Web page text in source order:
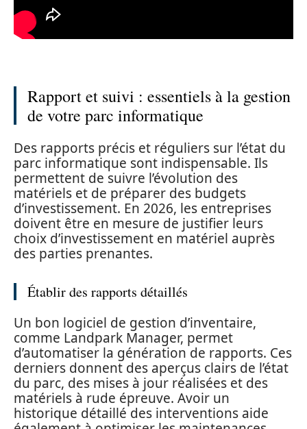
Rapport et suivi : essentiels à la gestion
de votre parc informatique
Des rapports précis et réguliers sur l’état du
parc informatique sont indispensable. Ils
permettent de suivre l’évolution des
matériels et de préparer des budgets
d’investissement. En 2026, les entreprises
doivent être en mesure de justifier leurs
choix d’investissement en matériel auprès
des parties prenantes.
Établir des rapports détaillés
Un bon logiciel de gestion d’inventaire,
comme Landpark Manager, permet
d’automatiser la génération de rapports. Ces
derniers donnent des aperçus clairs de l’état
du parc, des mises à jour réalisées et des
matériels à rude épreuve. Avoir un
historique détaillé des interventions aide